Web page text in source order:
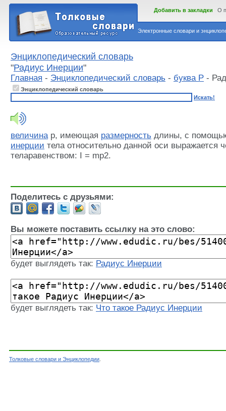
Электронные словари и
Добавить в закладки О
Энциклопедический словарь
"Радиус Инерции"
Главная - Энциклопедический словарь - буква Р -
Энциклопедический словарь
Искать!
величинаp, имеющая размерность длины, с
инерции тела относительно данной оси выражается
теларавенством: I = mp2.
Поделитесь с друзьями:
Вы можете поставить ссылку на это слово:
будет выглядеть так: Радиус Инерции
будет выглядеть так: Что такое Радиус Инерции
Толковые словари и Энциклопедии